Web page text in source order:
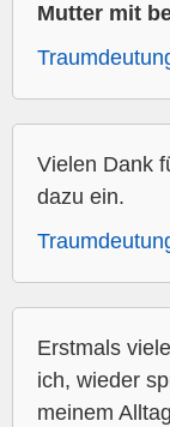
Mutter mit
Vielen Dank
dazu ein.
Erstmals
ich, wieder
meinem